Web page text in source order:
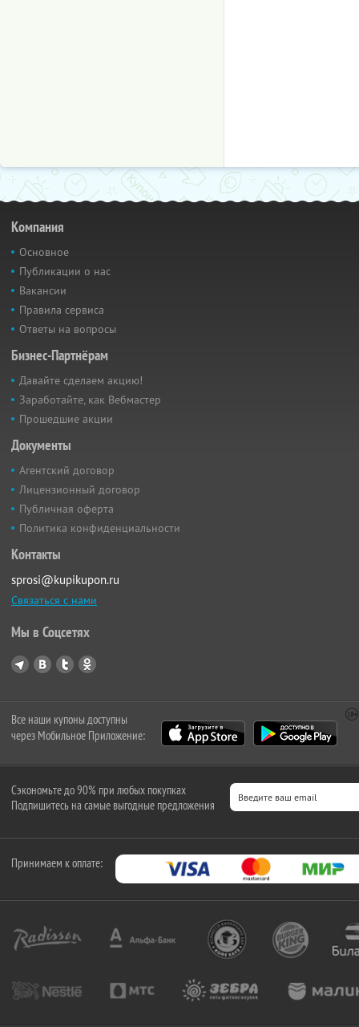
Компания
Основное
Публикации о нас
Вакансии
Правила сервиса
Ответы на вопросы
Бизнес-Партнёрам
Давайте сделаем акцию!
Заработайте, как Вебмастер
Прошедшие акции
Документы
Агентский договор
Лицензионный договор
Публичная оферта
Политика конфиденциальности
Контакты
sprosi@kupikupon.ru
Связаться с нами
Мы в Соцсетях
Все наши купоны доступны
через Мобильное Приложение:
Сэкономьте до 90% при любых покупках
Подпишитесь на самые выгодные предложения
Принимаем к оплате: